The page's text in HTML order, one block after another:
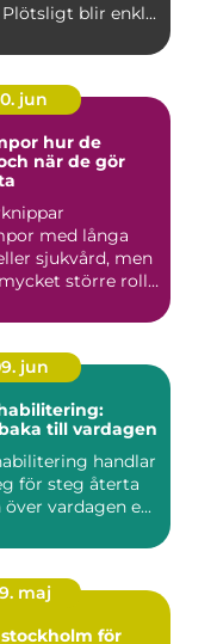
blir enkl...
jun
de
när de gör
med långa
sjukvård, men
större roll
jun
till vardagen
handlar
för steg återta
vardagen e...
maj
för